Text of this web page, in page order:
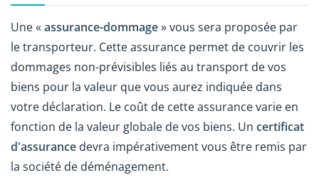
Une «assurance-dommage» vous sera proposée par
le transporteur. Cette assurance permet de couvrir les
dommages non-prévisibles liés au transport de vos
biens pour la valeur que vous aurez indiquée dans
votre déclaration. Le coût de cette assurance varie en
fonction de la valeur globale de vos biens. Un certificat
d'assurance devra impérativement vous être remis par
la société de déménagement.